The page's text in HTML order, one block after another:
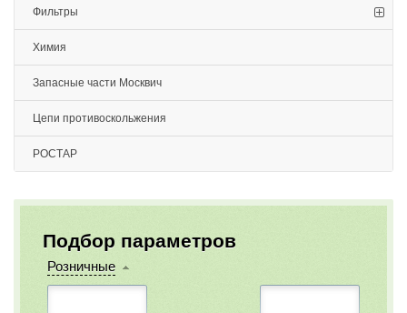
Фильтры
Химия
Запасные части Москвич
Цепи противоскольжения
РОСТАР
Подбор параметров
Розничные